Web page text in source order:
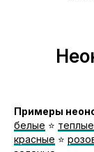
Примеры
белые ⭐️
красные ⭐️